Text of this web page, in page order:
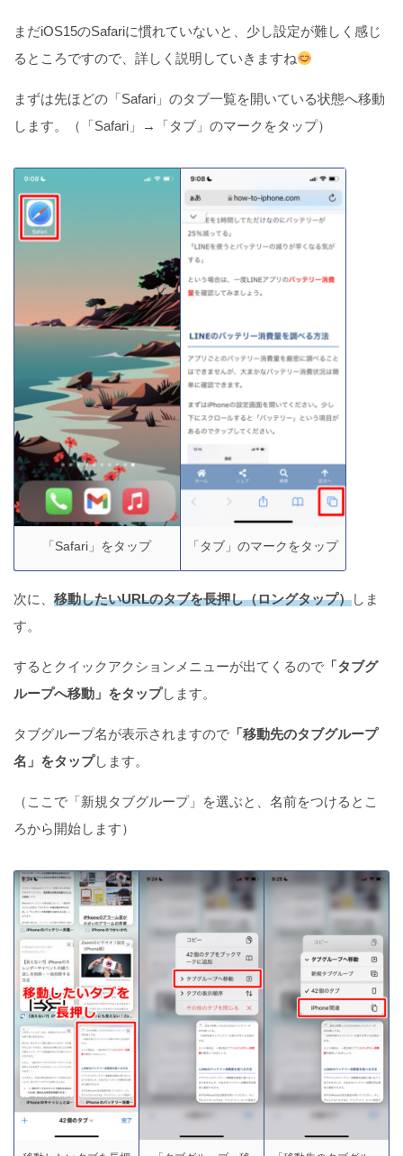
まだiOS15のSafariに慣れていないと、少し設定が難しく感じ
るところですので、詳しく説明していきますね
まずは先ほどの「Safari」のタブ一覧を開いている状態へ移動
します。（「Safari」→「タブ」のマークをタップ）
「Safari」をタップ 「タブ」のマークをタップ
次に、 移動したいURLのタブを長押し（ロングタップ）しま
す。
するとクイックアクションメニューが出てくるので 「タブグ
ループへ移動」をタップします。
タブグループ名が表示されますので 「移動先のタブグループ
名」をタップします。
（ここで「新規タブグループ」を選ぶと、名前をつけるとこ
ろから開始します）